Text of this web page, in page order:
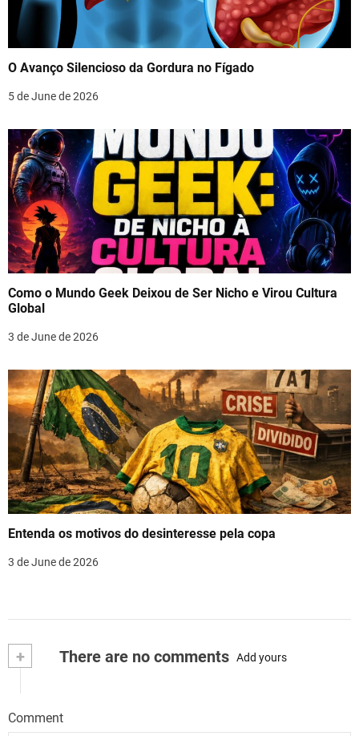
O Avanço Silencioso da Gordura no Fígado
5 de June de 2026
Como o Mundo Geek Deixou de Ser Nicho e Virou Cultura
Global
3 de June de 2026
Entenda os motivos do desinteresse pela copa
3 de June de 2026
+ There are no comments Add yours
Comment